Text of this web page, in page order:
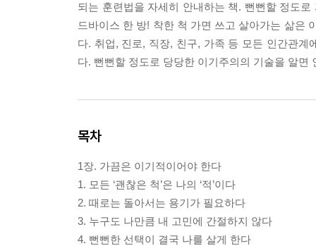
되는 훈련법을 자세히 안내하는 책. 뻔뻔할 정도
드바이스 한 방! 착한 척 가면 쓰고 살아가는 삶은
다. 취업, 진로, 직장, 친구, 가족 등 모든 인간관
다. 뻔뻔할 정도로 당당한 이기주의의 기술을 알면
목차
1장. 가끔은 이기적이어야 한다
1. 모든 ‘괜찮은 척’은 나의 ‘적’이다
2. 때로는 돌아서는 용기가 필요하다
3. 누구도 나만큼 내 고민에 간절하지 않다
4. 뻔뻔한 선택이 결국 나를 살게 한다